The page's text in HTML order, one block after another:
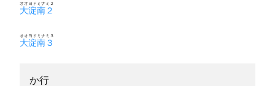
大淀南２
オオヨドミナミ２
大淀南３
オオヨドミナミ３
か行